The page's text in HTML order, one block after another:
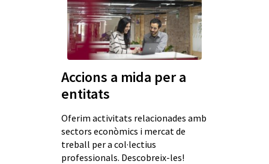
Accions a mida per a
entitats
Oferim activitats relacionades amb
sectors econòmics i mercat de
treball per a col·lectius
professionals. Descobreix-les!